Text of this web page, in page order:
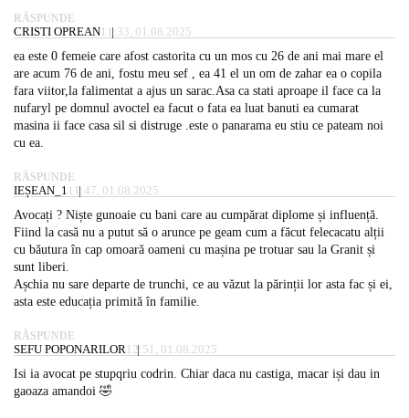
RĂSPUNDE
CRISTI OPREAN11:33, 01.08.2025
ea este 0 femeie care afost castorita cu un mos cu 26 de ani mai mare el
are acum 76 de ani, fostu meu sef , ea 41 el un om de zahar ea o copila
fara viitor,la falimentat a ajus un sarac.Asa ca stati aproape il face ca la
nufaryl pe domnul avoctel ea facut o fata ea luat banuti ea cumarat
masina ii face casa sil si distruge .este o panarama eu stiu ce pateam noi
cu ea.
RĂSPUNDE
IEȘEAN_1 11:47, 01.08.2025
Avocați ? Niște gunoaie cu bani care au cumpărat diplome și influență.
Fiind la casă nu a putut să o arunce pe geam cum a făcut felecacatu alții
cu băutura în cap omoară oameni cu mașina pe trotuar sau la Granit și
sunt liberi.
Așchia nu sare departe de trunchi, ce au văzut la părinții lor asta fac și ei,
asta este educația primită în familie.
RĂSPUNDE
SEFU POPONARILOR12:51, 01.08.2025
Isi ia avocat pe stupqriu codrin. Chiar daca nu castiga, macar iși dau in
gaoaza amandoi 🤣